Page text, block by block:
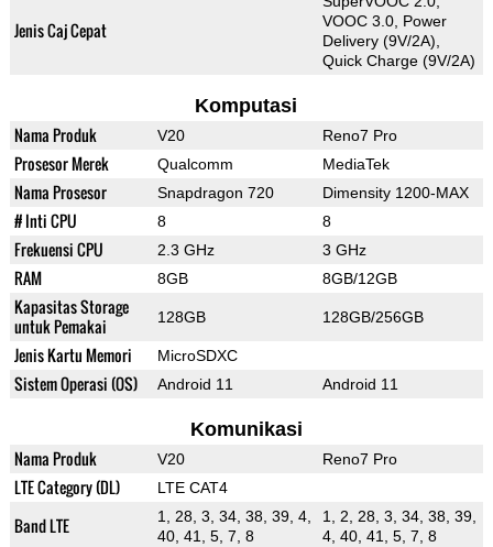
Jenis Caj Cepat
VOOC 3.0, Power
Delivery (9V/2A),
Quick Charge (9V/2A)
Komputasi
Nama Produk V20 Reno7 Pro
Prosesor Merek Qualcomm MediaTek
Nama Prosesor Snapdragon 720 Dimensity 1200-MAX
# Inti CPU 8 8
Frekuensi CPU 2.3 GHz 3 GHz
RAM 8GB 8GB/12GB
Kapasitas Storage
untuk Pemakai
128GB 128GB/256GB
Jenis Kartu Memori MicroSDXC
Sistem Operasi (OS) Android 11 Android 11
Komunikasi
Nama Produk V20 Reno7 Pro
LTE Category (DL) LTE CAT4
Band LTE
1, 28, 3, 34, 38, 39, 4,
40, 41, 5, 7, 8
1, 2, 28, 3, 34, 38, 39,
4, 40, 41, 5, 7, 8